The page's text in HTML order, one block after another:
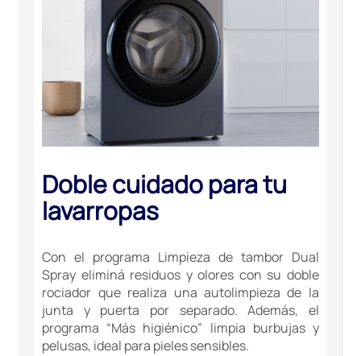
Doble cuidado para tu
lavarropas
Con el programa Limpieza de tambor Dual
Spray eliminá residuos y olores con su doble
rociador que realiza una autolimpieza de la
junta y puerta por separado. Además, el
programa “Más higiénico” limpia burbujas y
pelusas, ideal para pieles sensibles.